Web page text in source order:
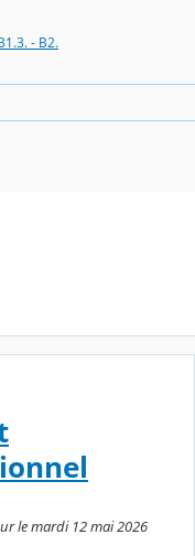
- B2.
le mardi 12 mai 2026